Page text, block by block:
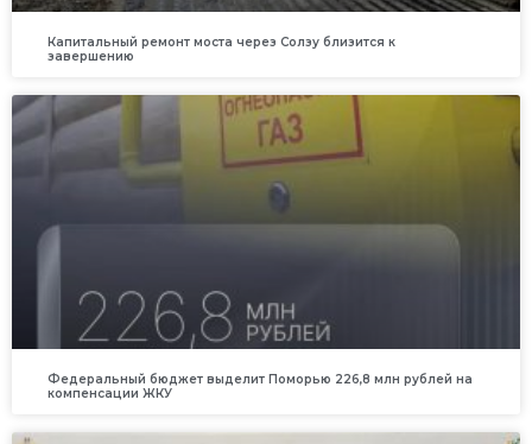
Капитальный ремонт моста через Солзу близится к
завершению
Федеральный бюджет выделит Поморью 226,8 млн рублей на
компенсации ЖКУ